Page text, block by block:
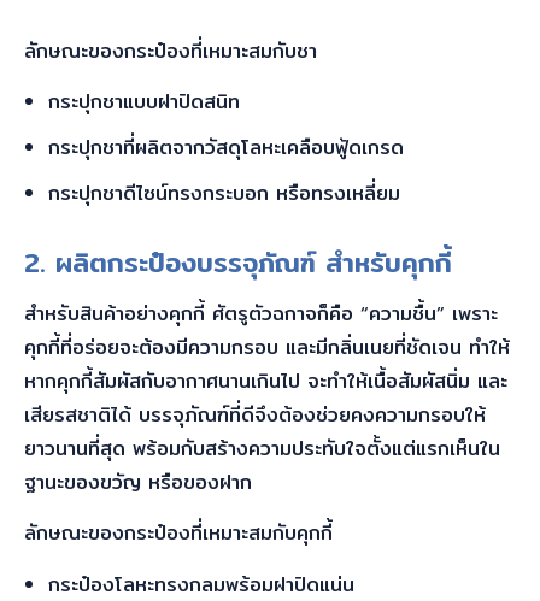
ลักษณะของกระป๋องที่เหมาะสมกับชา
กระปุกชาแบบฝาปิดสนิท
กระปุกชาที่ผลิตจากวัสดุโลหะเคลือบฟู้ดเกรด
กระปุกชาดีไซน์ทรงกระบอก หรือทรงเหลี่ยม
2. ผลิตกระป๋องบรรจุภัณฑ์ สำหรับคุกกี้
สำหรับสินค้าอย่างคุกกี้ ศัตรูตัวฉกาจก็คือ “ความชื้น” เพราะ
คุกกี้ที่อร่อยจะต้องมีความกรอบ และมีกลิ่นเนยที่ชัดเจน ทำให้
หากคุกกี้สัมผัสกับอากาศนานเกินไป จะทำให้เนื้อสัมผัสนิ่ม และ
เสียรสชาติได้ บรรจุภัณฑ์ที่ดีจึงต้องช่วยคงความกรอบให้
ยาวนานที่สุด พร้อมกับสร้างความประทับใจตั้งแต่แรกเห็นใน
ฐานะของขวัญ หรือของฝาก
ลักษณะของกระป๋องที่เหมาะสมกับคุกกี้
กระป๋องโลหะทรงกลมพร้อมฝาปิดแน่น